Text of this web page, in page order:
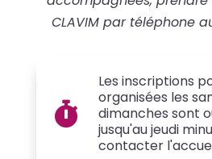
CLAVIM par téléphone

Les inscriptions
organisées les
dimanches sont
jusqu'au jeudi
contacter